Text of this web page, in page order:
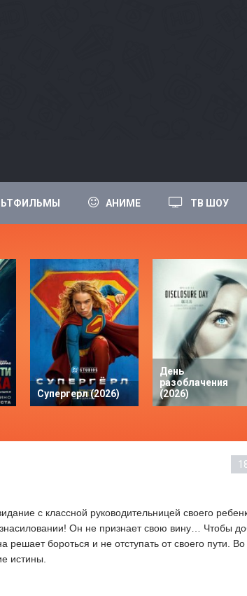
АНИМЕ ТВ ШОУ
Супергерл (2026)
День
разоблачения
(2026)
с классной руководительницей своего
Он не признает свою вину… Чтобы
решает бороться и не отступать от своего пути.
истины.